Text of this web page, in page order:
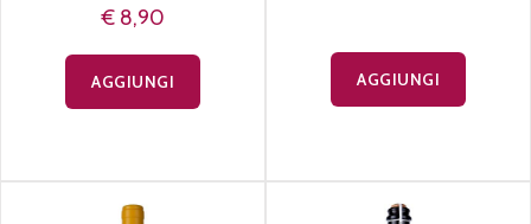
€ 8,90
AGGIUNGI AGGIUNGI